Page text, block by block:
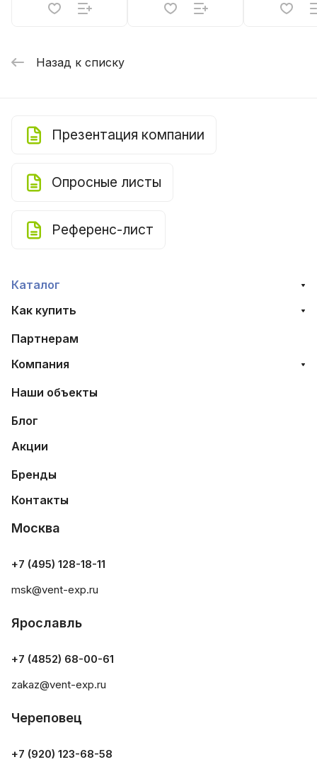
Назад к списку
Презентация компании
Опросные листы
Референс-лист
Каталог
Как купить
Партнерам
Компания
Наши объекты
Блог
Акции
Бренды
Контакты
Москва
+7 (495) 128-18-11
msk@vent-exp.ru
Ярославль
+7 (4852) 68-00-61
zakaz@vent-exp.ru
Череповец
+7 (920) 123-68-58